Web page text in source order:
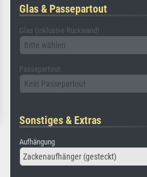
Glas & Passepartout
Glas (inklusive Rückwand)
Bitte wählen
Passepartout
Kein Passepartout
Sonstiges & Extras
Aufhängung
Zackenaufhänger (gesteckt)